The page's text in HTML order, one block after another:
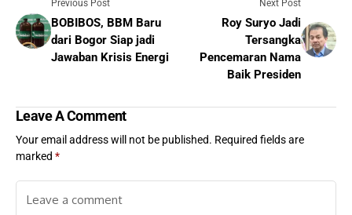
Previous Post
BOBIBOS, BBM Baru
dari Bogor Siap jadi
Jawaban Krisis Energi
Next Post
Roy Suryo Jadi
Tersangka
Pencemaran Nama
Baik Presiden
Leave A Comment
Your email address will not be published. Required fields are
marked *